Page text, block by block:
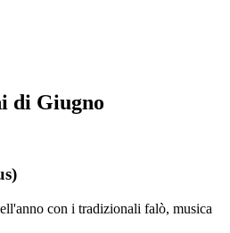
di Giugno
con i tradizionali falò, musica